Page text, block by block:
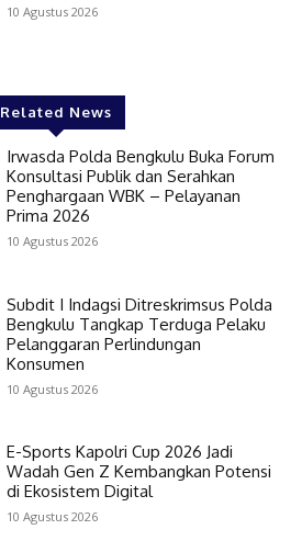
10 Agustus 2026
Related News
Irwasda Polda Bengkulu Buka Forum
Konsultasi Publik dan Serahkan
Penghargaan WBK – Pelayanan
Prima 2026
10 Agustus 2026
Subdit I Indagsi Ditreskrimsus Polda
Bengkulu Tangkap Terduga Pelaku
Pelanggaran Perlindungan
Konsumen
10 Agustus 2026
E-Sports Kapolri Cup 2026 Jadi
Wadah Gen Z Kembangkan Potensi
di Ekosistem Digital
10 Agustus 2026